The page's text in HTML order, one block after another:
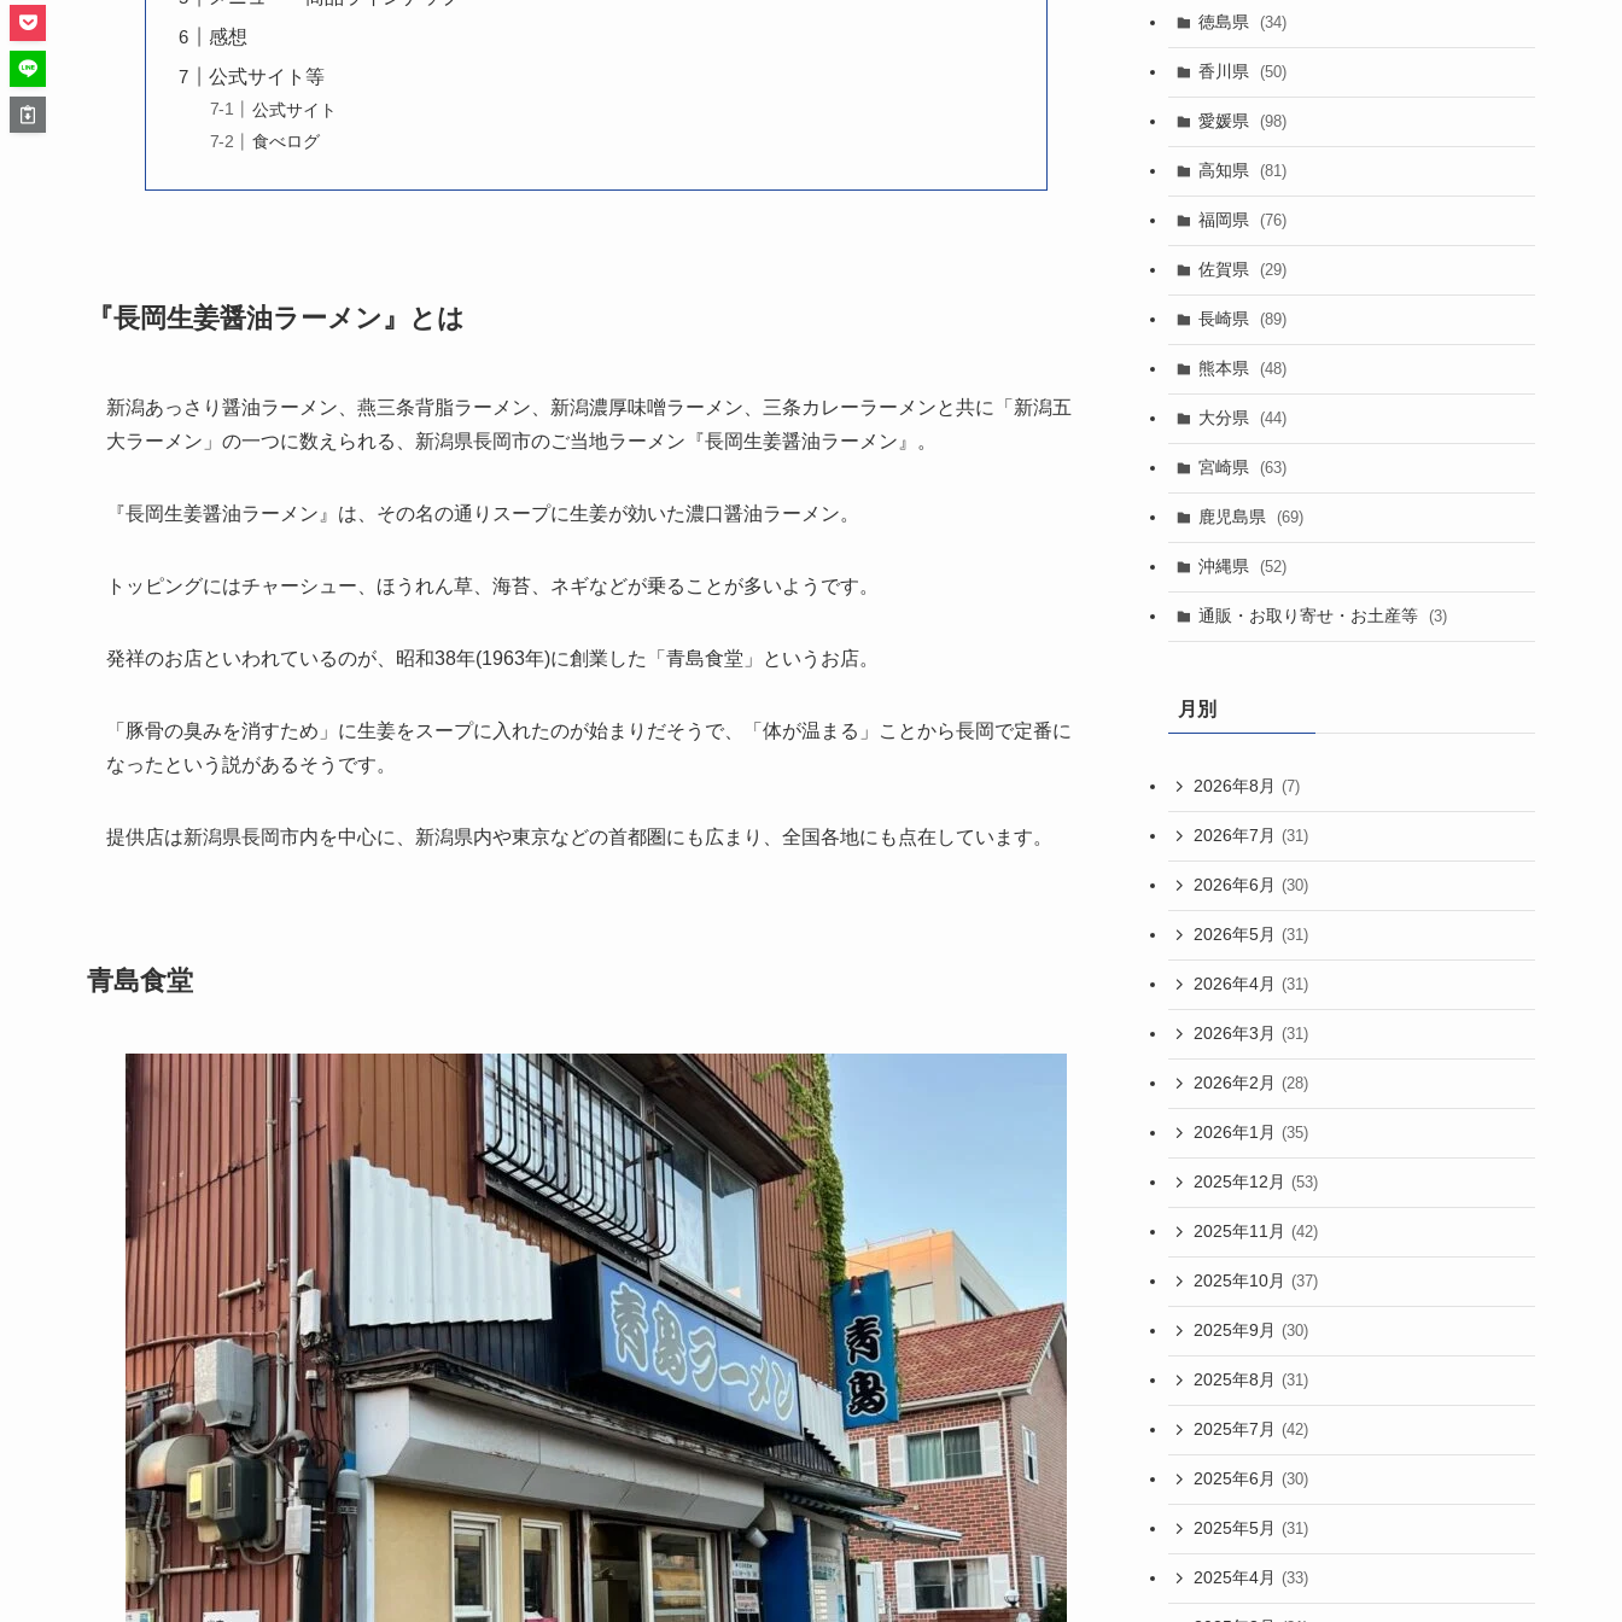
感想
公式サイト等
公式サイト
食べログ
『長岡生姜醤油ラーメン』とは
新潟あっさり醤油ラーメン、燕三条背脂ラーメン、新潟濃厚味噌ラーメン、三条カレーラーメンと共に「新潟五
大ラーメン」の一つに数えられる、新潟県長岡市のご当地ラーメン『長岡生姜醤油ラーメン』。
『長岡生姜醤油ラーメン』は、その名の通りスープに生姜が効いた濃口醤油ラーメン。
トッピングにはチャーシュー、ほうれん草、海苔、ネギなどが乗ることが多いようです。
発祥のお店といわれているのが、昭和38年(1963年)に創業した「青島食堂」というお店。
「豚骨の臭みを消すため」に生姜をスープに入れたのが始まりだそうで、「体が温まる」ことから長岡で定番に
なったという説があるそうです。
提供店は新潟県長岡市内を中心に、新潟県内や東京などの首都圏にも広まり、全国各地にも点在しています。
青島食堂
徳島県 (34)
香川県 (50)
愛媛県 (98)
高知県 (81)
福岡県 (76)
佐賀県 (29)
長崎県 (89)
熊本県 (48)
大分県 (44)
宮崎県 (63)
鹿児島県 (69)
沖縄県 (52)
通販・お取り寄せ・お土産等 (3)
月別
2026年8月 (7)
2026年7月 (31)
2026年6月 (30)
2026年5月 (31)
2026年4月 (31)
2026年3月 (31)
2026年2月 (28)
2026年1月 (35)
2025年12月 (53)
2025年11月 (42)
2025年10月 (37)
2025年9月 (30)
2025年8月 (31)
2025年7月 (42)
2025年6月 (30)
2025年5月 (31)
2025年4月 (33)